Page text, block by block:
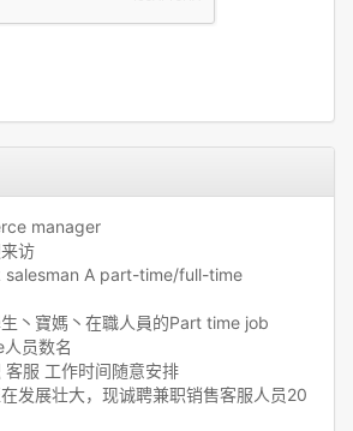
manager
访
salesman A part-time/full-time
丶寶媽丶在職人員的Part time job
员数名
客服 工作时间随意安排
发展壮大，现诚聘兼职销售客服人员20